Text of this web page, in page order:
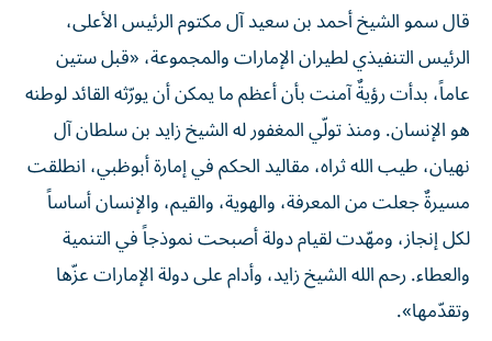
قال سمو الشيخ أحمد بن سعيد آل مكتوم الرئيس الأعلى،
الرئيس التنفيذي لطيران الإمارات والمجموعة، «قبل ستين
عاماً، بدأت رؤيةٌ آمنت بأن أعظم ما يمكن أن يورّثه القائد لوطنه
هو الإنسان. ومنذ تولّي المغفور له الشيخ زايد بن سلطان آل
نهيان، طيب الله ثراه، مقاليد الحكم في إمارة أبوظبي، انطلقت
مسيرةٌ جعلت من المعرفة، والهوية، والقيم، والإنسان أساساً
لكل إنجاز، ومهّدت لقيام دولة أصبحت نموذجاً في التنمية
والعطاء. رحم الله الشيخ زايد، وأدام على دولة الإمارات عزّها
وتقدّمها».